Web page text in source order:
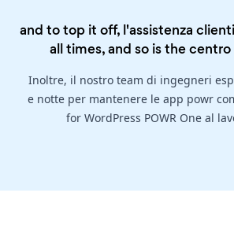
and to top it off, l'assistenza
all times, and so is thecentro
Inoltre, il nostro team di ingegneri
e notte per mantenere le app powr
for WordPress POWR One al